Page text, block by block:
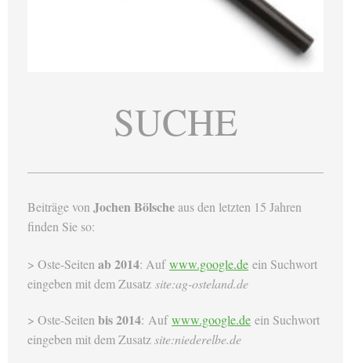
SUCHE
Beiträge von Jochen Bölscheaus den letzten 15 Jahren
finden Sie so:
> Oste-Seitenab 2014: Aufwww.google.de ein Suchwort
eingeben mit dem Zusatz site:ag-osteland.de
> Oste-Seitenbis 2014: Aufwww.google.de ein Suchwort
eingeben mit dem Zusatzsite:niederelbe.de